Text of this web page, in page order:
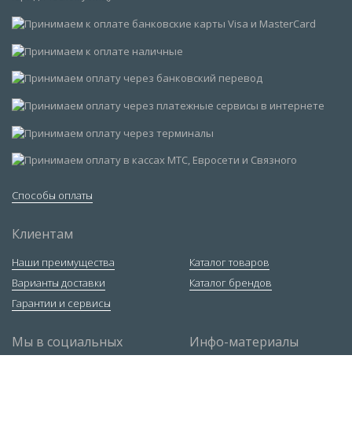
Способы оплаты
Клиентам
Наши преимущества
Варианты доставки
Гарантии и сервисы
Каталог товаров
Каталог брендов
Мы в социальных
сетях
Инфо-материалы